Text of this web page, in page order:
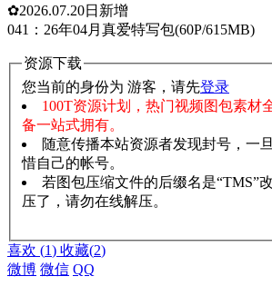
✿2026.07.20日新增
041：26年04月真爱特写包(60P/615MB)
资源下载
您当前的身份为 游客，请先登录
100T资源计划，热门视频图包素材
备一站式拥有。
随意传播本站资源者发现封号，一
惜自己的帐号。
若图包压缩文件的后缀名是“TMS”
压了，请勿在线解压。
喜欢 (1) 收藏(2)
微博 微信 QQ